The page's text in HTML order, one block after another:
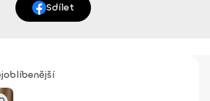
Sdílet